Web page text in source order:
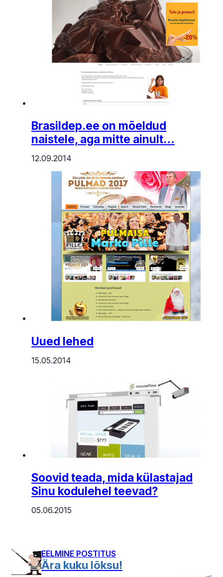
Brasildep.ee on mõeldud
naistele, aga mitte ainult…
12.09.2014
Uued lehed
15.05.2014
Soovid teada, mida külastajad
Sinu kodulehel teevad?
05.06.2015
EELMINE POSTITUS
Ära kuku lõksu!